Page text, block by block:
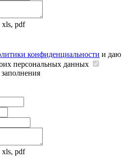
xls, pdf
конфиденциальности и даю
персональных данных
xls, pdf